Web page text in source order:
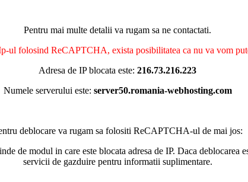
Pentru mai multe detalii va rugam sa ne contactati.
ul folosind ReCAPTCHA, exista posibilitatea ca nu va vom
Adresa de IP blocata este: 216.73.216.223
Numele serverului este: server50.romania-webhosting.com
deblocare va rugam sa folositi ReCAPTCHA-ul de mai jos:
de modul in care este blocata adresa de IP. Daca
servicii de gazduire pentru informatii suplimentare.